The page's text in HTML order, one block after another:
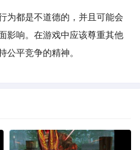
为都是不道德的，并且可能会
影响。在游戏中应该尊重其他
公平竞争的精神。